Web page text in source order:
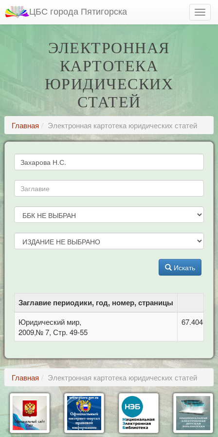
ЦБС города Пятигорска
ЭЛЕКТРОННАЯ
КАРТОТЕКА
ЮРИДИЧЕСКИХ
СТАТЕЙ
Главная Электронная картотека юридических статей
Искать
Заглавие периодики, год, номер, страницы
Юридический мир,
2009,№ 7, Стр. 49-55
67.404.3
Главная Электронная картотека юридических статей